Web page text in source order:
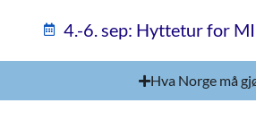
4.-6. sep: Hyttetur for
Hva Norge må